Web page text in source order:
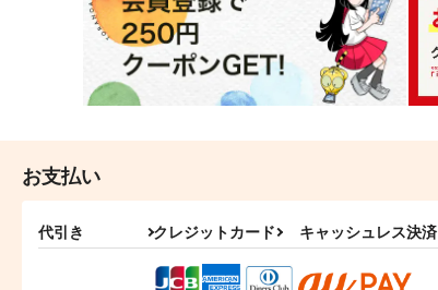
お支払い
代引き クレジットカード キャッシュレス決済